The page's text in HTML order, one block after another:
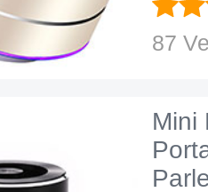
87
Mini